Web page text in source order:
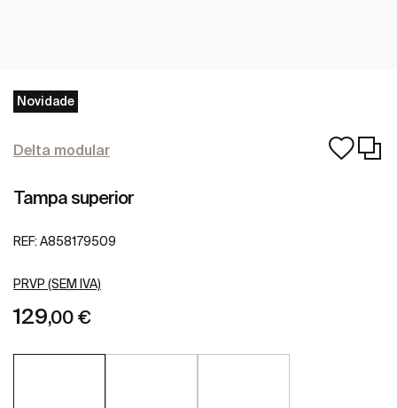
Novidade
Delta modular
Tampa superior
REF: A858179509
PRVP (SEM IVA)
129,00 €